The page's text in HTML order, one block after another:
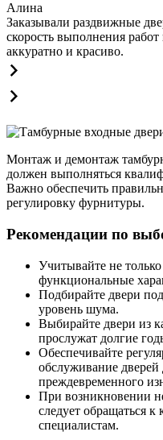
Алина
Заказывали раздвижные
скорость выполнения
аккуратно и красиво.
Монтаж и демонтаж
должен выполняться
Важно обеспечить
регулировку фурнитуры.
Рекомендации по
Учитывайте не только
функциональные
Подбирайте двери
уровень шума.
Выбирайте двери из
прослужат долгие
Обеспечивайте
обслуживание
преждевременного
При возникновении
следует обращаться
специалистам.